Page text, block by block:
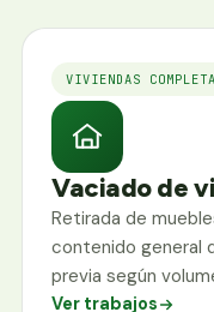
VIVIENDAS
Vaciado de
Retirada de
contenido general
previa según
Ver trabajos